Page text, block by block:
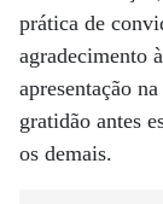
prática de
agradecimento
apresentação
gratidão antes
os demais.